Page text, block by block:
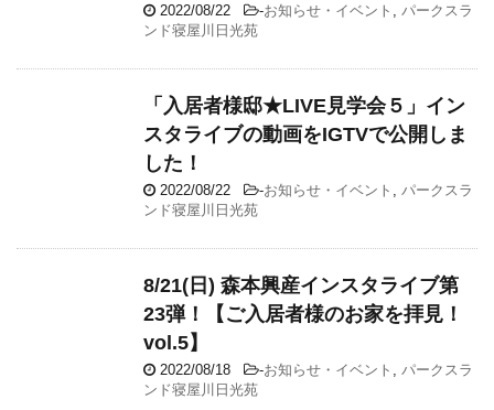
2022/08/22 -お知らせ・イベント
パークスラ
ンド寝屋川日光苑
「入居者様邸★LIVE見学会５」イン
スタライブの動画をIGTVで公開しま
した！
2022/08/22 -お知らせ・イベント
パークスラ
ンド寝屋川日光苑
8/21(日) 森本興産インスタライブ第
23弾！【ご入居者様のお家を拝見！
vol.5】
2022/08/18 -お知らせ・イベント
パークスラ
ンド寝屋川日光苑